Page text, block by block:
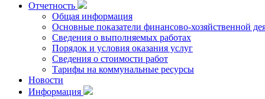
Отчетность
Общая информация
Основные показатели финансово-хозяйственной
Сведения о выполняемых работах
Порядок и условия оказания услуг
Сведения о стоимости работ
Тарифы на коммунальные ресурсы
Новости
Информация